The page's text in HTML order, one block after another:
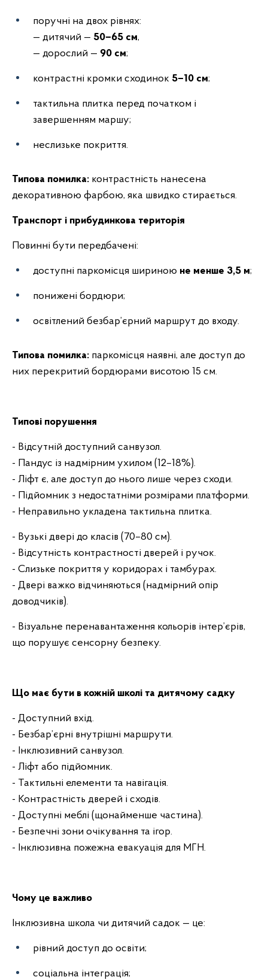
поручні на двох рівнях:
— дитячий — 50–65 см,
— дорослий — 90 см;
контрастні кромки сходинок 5–10 см;
тактильна плитка перед початком і
завершенням маршу;
неслизьке покриття.
Типова помилка: контрастність нанесена
декоративною фарбою, яка швидко стирається.
Транспорт і прибудинкова територія
Повинні бути передбачені:
доступні паркомісця шириною не менше 3,5 м;
понижені бордюри;
освітлений безбар’єрний маршрут до входу.
Типова помилка: паркомісця наявні, але доступ до
них перекритий бордюрами висотою 15 см.
Типові порушення
- Відсутній доступний санвузол.
- Пандус із надмірним ухилом (12–18%).
- Ліфт є, але доступ до нього лише через сходи.
- Підйомник з недостатніми розмірами платформи.
- Неправильно укладена тактильна плитка.
- Вузькі двері до класів (70–80 см).
- Відсутність контрастності дверей і ручок.
- Слизьке покриття у коридорах і тамбурах.
- Двері важко відчиняються (надмірний опір
доводчиків).
- Візуальне перенавантаження кольорів інтер’єрів,
що порушує сенсорну безпеку.
Що має бути в кожній школі та дитячому садку
- Доступний вхід.
- Безбар’єрні внутрішні маршрути.
- Інклюзивний санвузол.
- Ліфт або підйомник.
- Тактильні елементи та навігація.
- Контрастність дверей і сходів.
- Доступні меблі (щонайменше частина).
- Безпечні зони очікування та ігор.
- Інклюзивна пожежна евакуація для МГН.
Чому це важливо
Інклюзивна школа чи дитячий садок — це:
рівний доступ до освіти;
соціальна інтеграція;